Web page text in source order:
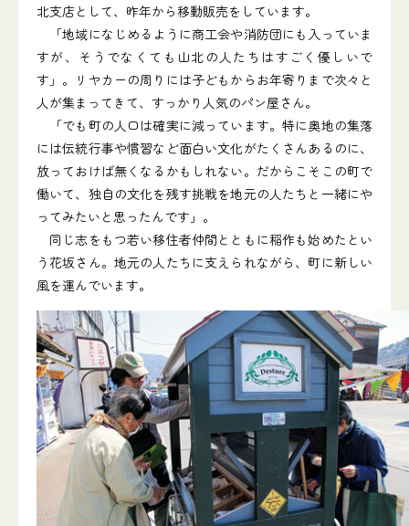
北支店として、昨年から移動販売をしています。
「地域になじめるように商工会や消防団にも入っていま
すが、そうでなくても山北の人たちはすごく優しいで
す」。リヤカーの周りには子どもからお年寄りまで次々と
人が集まってきて、すっかり人気のパン屋さん。
「でも町の人口は確実に減っています。特に奥地の集落
には伝統行事や慣習など面白い文化がたくさんあるのに、
放っておけば無くなるかもしれない。だからこそこの町で
働いて、独自の文化を残す挑戦を地元の人たちと一緒にや
ってみたいと思ったんです」。
同じ志をもつ若い移住者仲間とともに稲作も始めたとい
う花坂さん。地元の人たちに支えられながら、町に新しい
風を運んでいます。